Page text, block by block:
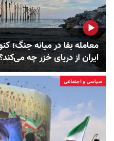
معامله بقا در میانه جنگ؛
ایران از دریای خزر چه
سیاسی و اجتماعی